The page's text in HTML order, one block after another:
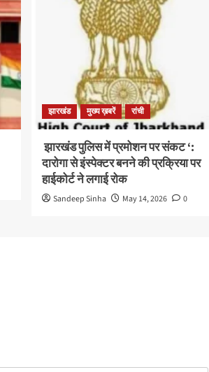
झारखंड मुख्य ख़बरें रांची
झारखंड पुलिस में प्रमोशन पर संकट ‘:
दारोगा से इंस्पेक्टर बनने की प्रक्रिया पर
हाईकोर्ट ने लगाई रोक
Sandeep Sinha May 14, 2026 0